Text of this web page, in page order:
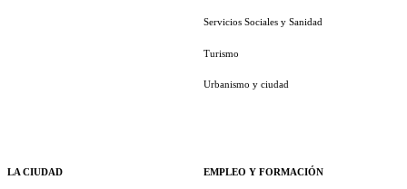
LA CIUDAD
Servicios Sociales y Sanidad
Turismo
Urbanismo y ciudad
EMPLEO Y FORMACIÓN